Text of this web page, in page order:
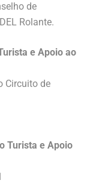
de
Rolante.
e Apoio ao
Circuito de
Turista e Apoio